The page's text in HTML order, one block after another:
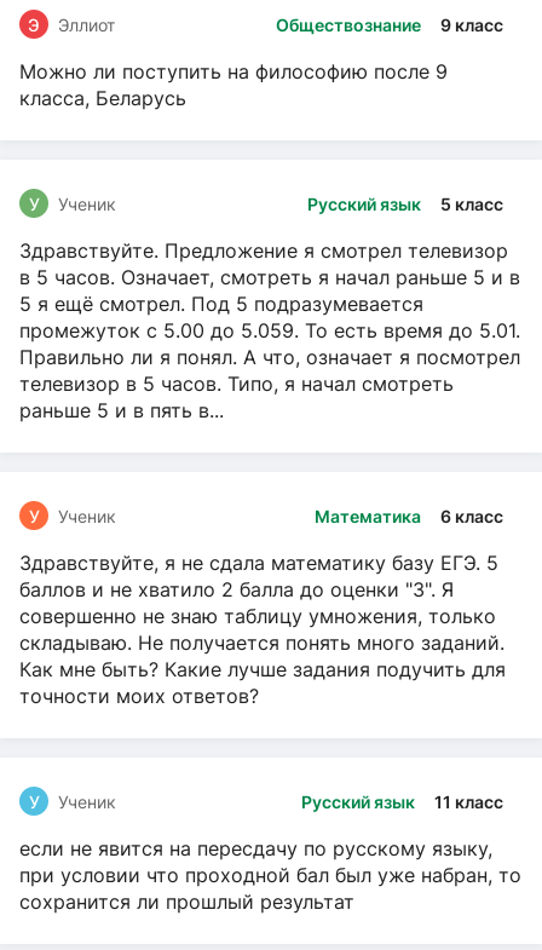
Обществознание 9 класс
Э Эллиот
Можно ли поступить на философию после 9
класса, Беларусь
Русский язык 5 класс
У Ученик
Здравствуйте. Предложение я смотрел телевизор
в 5 часов. Означает, смотреть я начал раньше 5 и в
5 я ещё смотрел. Под 5 подразумевается
промежуток с 5.00 до 5.059. То есть время до 5.01.
Правильно ли я понял. А что, означает я посмотрел
телевизор в 5 часов. Типо, я начал смотреть
раньше 5 и в пять в...
Математика 6 класс
У Ученик
Здравствуйте, я не сдала математику базу ЕГЭ. 5
баллов и не хватило 2 балла до оценки "3". Я
совершенно не знаю таблицу умножения, только
складываю. Не получается понять много заданий.
Как мне быть? Какие лучше задания подучить для
точности моих ответов?
Русский язык 11 класс
У Ученик
если не явится на пересдачу по русскому языку,
при условии что проходной бал был уже набран, то
сохранится ли прошлый результат